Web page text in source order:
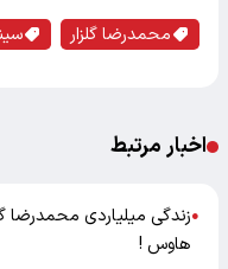
محمدرضا گلزار
اخبار مرتبط
●زندگی میلیاردی محمدرضا
هاوس !